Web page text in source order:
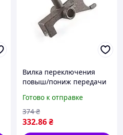
Вилка переключения
повыш/пониж передачи
(7/9Hp) (mod:81-1) DIGGER
Готово к отправке
332.86₴
374 ₴